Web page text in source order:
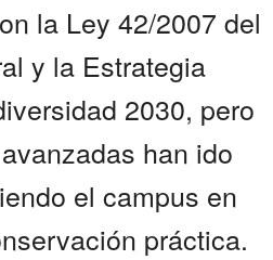
la Ley 42/2007 del
y la Estrategia
2030, pero
han ido
el campus en
práctica.